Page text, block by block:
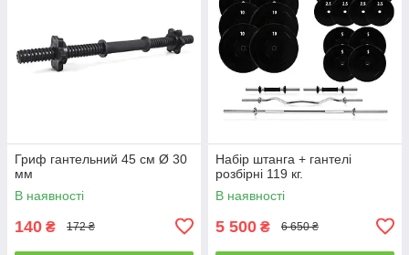
Гриф гантельний 45 см Ø 30
мм
В наявності
140 ₴ 172 ₴
Набір штанга + гантелі
розбірні 119 кг.
В наявності
5 500 ₴ 6 650 ₴